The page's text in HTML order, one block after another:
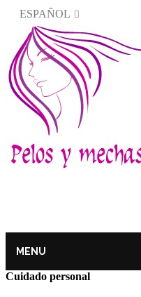
ESPAÑOL
MENU
Cuidado personal